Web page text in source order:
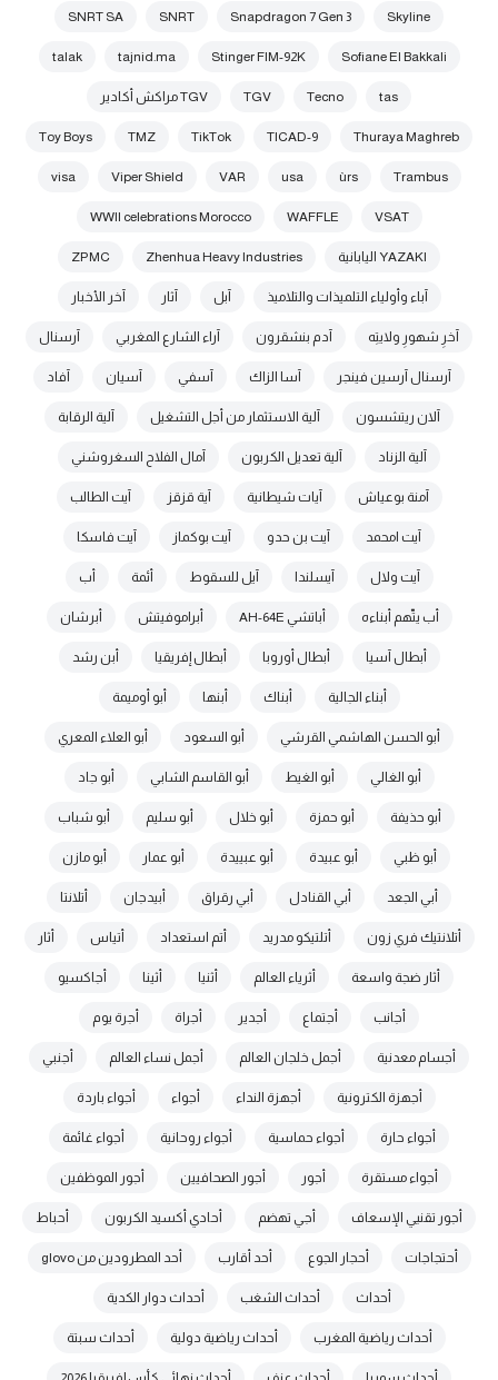
Skyline
Snapdragon 7 Gen 3
SNRT
SNRT SA
Sofiane El Bakkali
Stinger FIM-92K
tajnid.ma
talak
tas
Tecno
TGV TGV مراكش أكادير
Thuraya Maghreb
TICAD-9
TikTok
TMZ
Toy Boys
Trambus
ùrs
usa
VAR
Viper Shield
visa
VSAT
WAFFLE
WWII celebrations Morocco
YAZAKI اليابانية Zhenhua Heavy Industries
ZPMC
آباء وأولياء التلميذات والتلاميذ آبل آثار آخر الأخبار
آخرِ شهورِ ولايتِه آدم بنشقرون آراء الشارع المغربي آرسنال
آرسنال آرسين فينجر آسا الزاك آسفي آسيان آفاد
آلان ريتشسون آلية الاستثمار من أجل التشغيل آلية الرقابة
آلية الزناد آلية تعديل الكربون آمال الفلاح السغروشني
آمنة بوعياش آيات شيطانية آية قزقز آيت الطالب
آيت امحمد آيت بن حدو آيت بوكماز آيت فاسكا
آيت ولال آيسلندا آيل للسقوط أئمة أب
أب يتّهم أبناءه أباتشي AH-64E أبراموفيتش أبرشان
أبطال آسيا أبطال أوروبا أبطال إفريقيا أبن رشد
أبناء الجالية أبناك أبنها أبو أوميمة
أبو الحسن الهاشمي القرشي أبو السعود أبو العلاء المعري
أبو الغالي أبو الغيط أبو القاسم الشابي أبو جاد
أبو حذيفة أبو حمزة أبو خلال أبو سليم أبو شباب
أبو ظبي أبو عبيدة أبو عبييدة أبو عمار أبو مازن
أبي الجعد أبي القنادل أبي رقراق أبيدجان أتلانتا
أتلانتيك فري زون أتلتيكو مدريد أتم استعداد أتياس أثار
أثار ضجة واسعة أثرياء العالم أثنيا أثينا أجاكسيو
أجانب أجتماع أجدير أجراة أجرة يوم
أجسام معدنية أجمل خلجان العالم أجمل نساء العالم أجنبي
أجهزة الكترونية أجهزة النداء أجواء أجواء باردة
أجواء حارة أجواء حماسية أجواء روحانية أجواء غائمة
أجواء مستقرة أجور أجور الصحافيين أجور الموظفين
أجور تقنيي الإسعاف أجي تهضم أحادي أكسيد الكربون أحباط
أحتجاجات أحجار الجوع أحد أقارب أحد المطرودين من glovo
أحداث أحداث الشغب أحداث دوار الكدية
أحداث رياضية المغرب أحداث رياضية دولية أحداث سبتة